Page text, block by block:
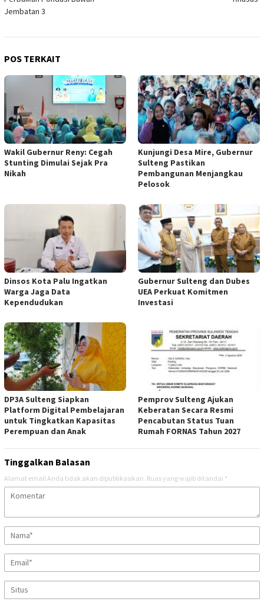
Jembatan 3
POS TERKAIT
Wakil Gubernur Reny: Cegah
Stunting Dimulai Sejak Pra
Nikah
Kunjungi Desa Mire, Gubernur
Sulteng Pastikan
Pembangunan Menjangkau
Pelosok
Dinsos Kota Palu Ingatkan
Warga Jaga Data
Kependudukan
Gubernur Sulteng dan Dubes
UEA Perkuat Komitmen
Investasi
DP3A Sulteng Siapkan
Platform Digital Pembelajaran
untuk Tingkatkan Kapasitas
Perempuan dan Anak
Pemprov Sulteng Ajukan
Keberatan Secara Resmi
Pencabutan Status Tuan
Rumah FORNAS Tahun 2027
Tinggalkan Balasan
Alamat email Anda tidak akan dipublikasikan. Ruas yang wajib ditandai *